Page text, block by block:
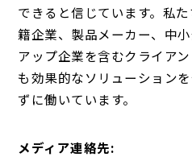
できると信じています。私
籍企業、製品メーカー、中
アップ企業を含むクライア
も効果的なソリューション
ずに働いています。
メディア連絡先: